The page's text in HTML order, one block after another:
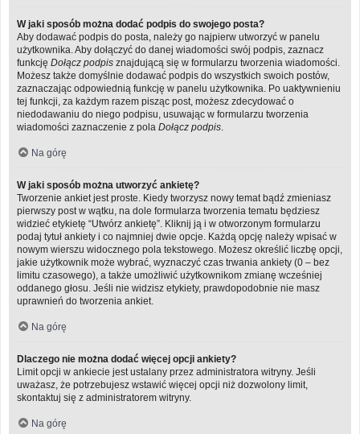
W jaki sposób można dodać podpis do swojego posta?
Aby dodawać podpis do posta, należy go najpierw utworzyć w panelu
użytkownika. Aby dołączyć do danej wiadomości swój podpis, zaznacz
funkcję Dołącz podpis znajdującą się w formularzu tworzenia wiadomości.
Możesz także domyślnie dodawać podpis do wszystkich swoich postów,
zaznaczając odpowiednią funkcję w panelu użytkownika. Po uaktywnieniu
tej funkcji, za każdym razem pisząc post, możesz zdecydować o
niedodawaniu do niego podpisu, usuwając w formularzu tworzenia
wiadomości zaznaczenie z pola Dołącz podpis
Na górę
W jaki sposób można utworzyć ankietę?
Tworzenie ankiet jest proste. Kiedy tworzysz nowy temat bądź zmieniasz
pierwszy post w wątku, na dole formularza tworzenia tematu będziesz
widzieć etykietę “Utwórz ankietę”. Kliknij ją i w otworzonym formularzu
podaj tytuł ankiety i co najmniej dwie opcje. Każdą opcję należy wpisać w
nowym wierszu widocznego pola tekstowego. Możesz określić liczbę opcji,
jakie użytkownik może wybrać, wyznaczyć czas trwania ankiety (0 – bez
limitu czasowego), a także umożliwić użytkownikom zmianę wcześniej
oddanego głosu. Jeśli nie widzisz etykiety, prawdopodobnie nie masz
uprawnień do tworzenia ankiet.
Na górę
Dlaczego nie można dodać więcej opcji ankiety?
Limit opcji w ankiecie jest ustalany przez administratora witryny. Jeśli
uważasz, że potrzebujesz wstawić więcej opcji niż dozwolony limit,
skontaktuj się z administratorem witryny.
Na górę